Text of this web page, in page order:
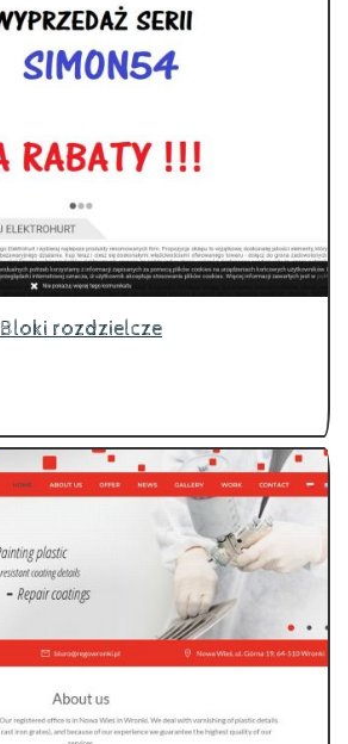
Bloki rozdzielcze